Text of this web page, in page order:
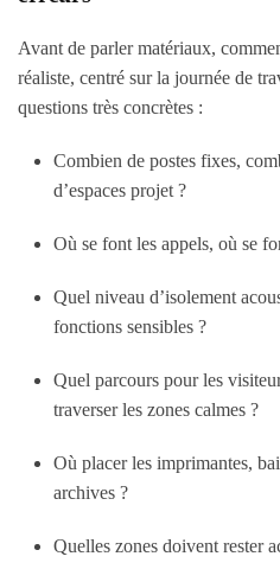
Avant de parler matériaux,
réaliste, centré sur la journée de
questions très concrètes :
Combien de postes fixes,
d’espaces projet ?
Où se font les appels, où se
Quel niveau d’isolement
fonctions sensibles ?
Quel parcours pour les
traverser les zones calmes ?
Où placer les imprimantes,
archives ?
Quelles zones doivent rester